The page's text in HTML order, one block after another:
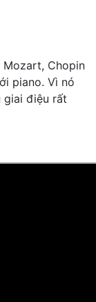
Mozart, Chopin
piano. Vì nó
giai điệu rất